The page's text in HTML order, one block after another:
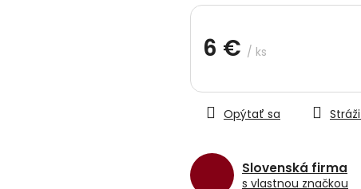
6 € / ks
cena:
Slovenská firma
s vlastnou značkou
Opýtať sa
hviezdičiek.